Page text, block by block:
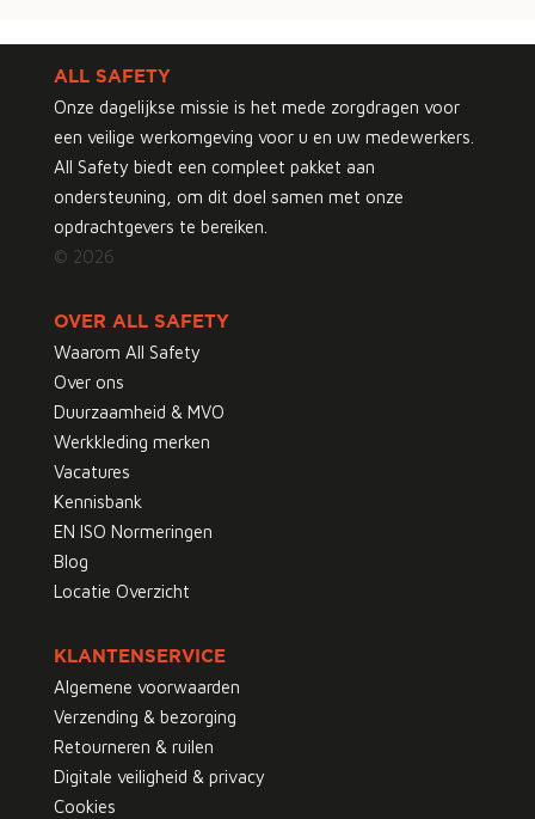
ALL SAFETY
Onze dagelijkse missie is het mede zorgdragen voor
een veilige werkomgeving voor u en uw medewerkers.
All Safety biedt een compleet pakket aan
ondersteuning, om dit doel samen met onze
opdrachtgevers te bereiken.
© 2026
OVER ALL SAFETY
Waarom All Safety
Over ons
Duurzaamheid & MVO
Werkkleding merken
Vacatures
Kennisbank
EN ISO Normeringen
Blog
Locatie Overzicht
KLANTENSERVICE
Algemene voorwaarden
Verzending & bezorging
Retourneren & ruilen
Digitale veiligheid & privacy
Cookies